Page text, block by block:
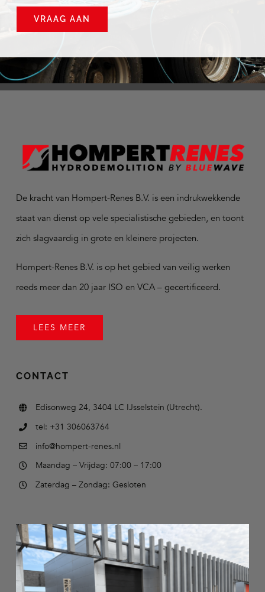
VRAAG AAN
De kracht van Hompert-Renes B.V. is een indrukwekkende
staat van dienst op vele specialistische gebieden, en toont
zich slagvaardig in grote en kleinere projecten.
Hompert-Renes B.V. is op het gebied van veilig werken
reeds meer dan 20 jaar ISO en VCA – gecertificeerd.
LEES MEER
CONTACT
Edisonweg 24, 3404 LC IJsselstein (Utrecht).
tel: +31 306063764
info@hompert-renes.nl
Maandag – Vrijdag: 07:00 – 17:00
Zaterdag – Zondag: Gesloten